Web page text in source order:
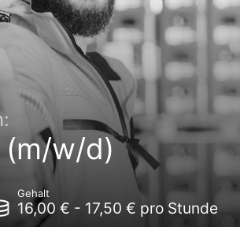
(m/w/d)
Gehalt
16,00 € - 17,50 € pro Stunde